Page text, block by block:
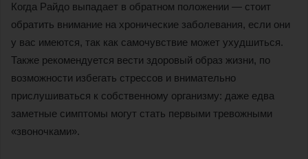
Когда Райдо выпадает в обратном положении — стоит
обратить внимание на хронические заболевания, если они
у вас имеются, так как самочувствие может ухудшиться.
Также рекомендуется вести здоровый образ жизни, по
возможности избегать стрессов и внимательно
прислушиваться к собственному организму: даже едва
заметные симптомы могут стать первыми тревожными
«звоночками».